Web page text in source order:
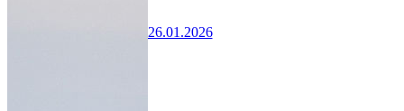
26.01.2026